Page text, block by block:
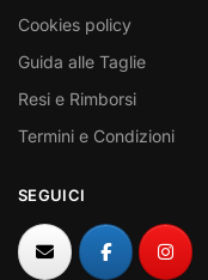
Cookies policy
Guida alle Taglie
Resi e Rimborsi
Termini e Condizioni
SEGUICI